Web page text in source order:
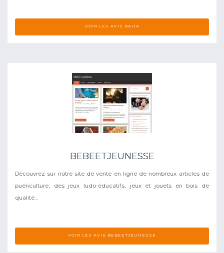
VOIR LES AVIS BAIJA
BEBEETJEUNESSE
Découvrez sur notre site de vente en ligne de nombreux articles de
puériculture, des jeux ludo-éducatifs, jeux et jouets en bois de
qualité...
VOIR LES AVIS BEBEETJEUNESSE